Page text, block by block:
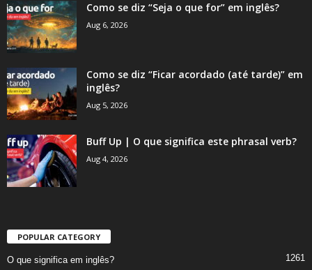
Como se diz “Seja o que for” em inglês?
Aug 6, 2026
Como se diz “Ficar acordado (até tarde)” em
inglês?
Aug 5, 2026
Buff Up | O que significa este phrasal verb?
Aug 4, 2026
POPULAR CATEGORY
O que significa em inglês? 1261